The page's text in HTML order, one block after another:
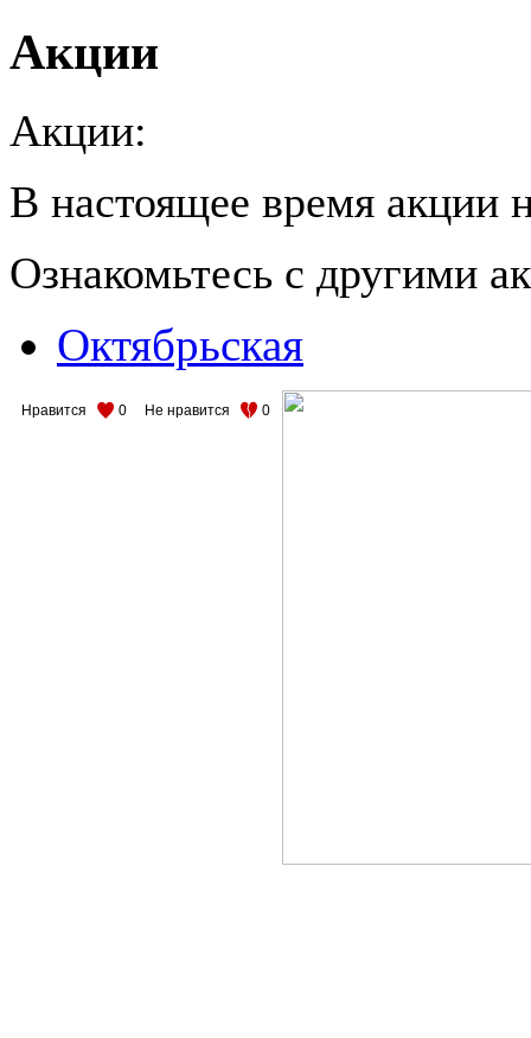
Акции
Акции:
В настоящее время акции
Ознакомьтесь с другими
Октябрьская
Нравится 0 Не нравится 0